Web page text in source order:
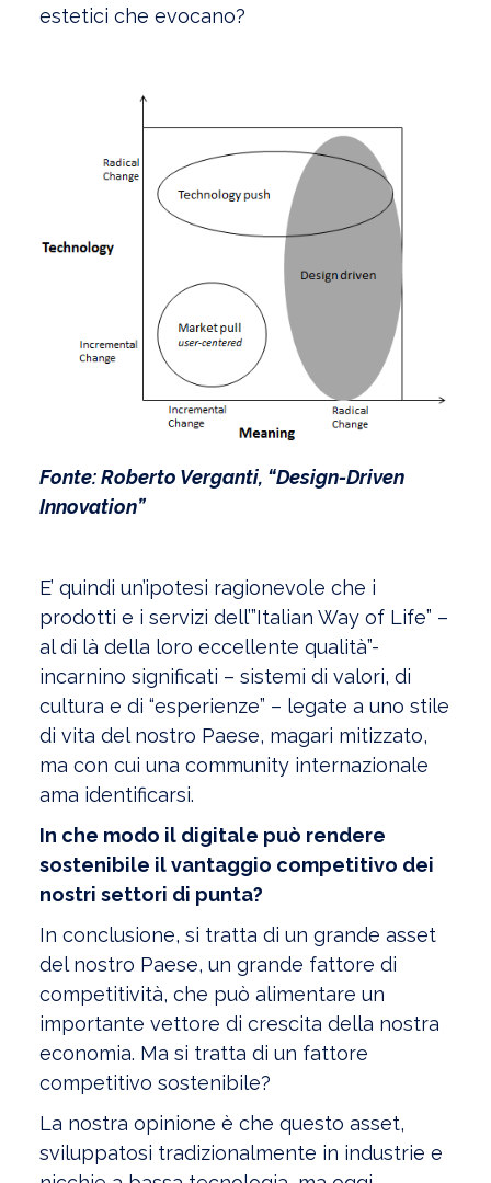
estetici che evocano?
Fonte: Roberto Verganti, “Design-Driven
Innovation”
E’ quindi un’ipotesi ragionevole che i
prodotti e i servizi dell’”Italian Way of Life” –
al di là della loro eccellente qualità”-
incarnino significati – sistemi di valori, di
cultura e di “esperienze” – legate a uno stile
di vita del nostro Paese, magari mitizzato,
ma con cui una community internazionale
ama identificarsi.
In che modo il digitale può rendere
sostenibile il vantaggio competitivo dei
nostri settori di punta?
In conclusione, si tratta di un grande asset
del nostro Paese, un grande fattore di
competitività, che può alimentare un
importante vettore di crescita della nostra
economia. Ma si tratta di un fattore
competitivo sostenibile?
La nostra opinione è che questo asset,
sviluppatosi tradizionalmente in industrie e